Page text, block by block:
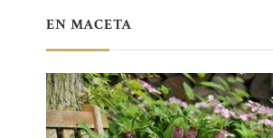
EN MACETA